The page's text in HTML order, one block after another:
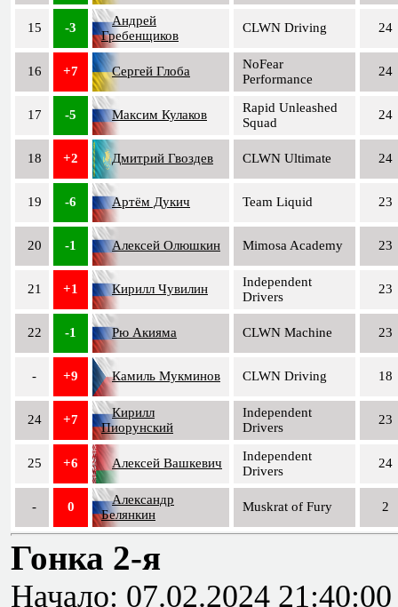
15 -3
Андрей
Гребенщиков
CLWN Driving 24
16 +7 Сергей Глоба
NoFear
Performance
24
17 -5 Максим Кулаков
Rapid Unleashed
Squad
24
18 +2 Дмитрий Гвоздев CLWN Ultimate 24
19 -6 Артём Дукич Team Liquid 23
20 -1 Алексей Олюшкин Mimosa Academy 23
21 +1 Кирилл Чувилин
Independent
Drivers
23
22 -1 Рю Акияма CLWN Machine 23
- +9 Камиль Мукминов CLWN Driving 18
24 +7
Кирилл
Пиорунский
Independent
Drivers
23
25 +6 Алексей Вашкевич
Independent
Drivers
24
- 0
Александр
Белянкин
Muskrat of Fury 2
Гонка 2-я
Начало: 07.02.2024 21:40:00